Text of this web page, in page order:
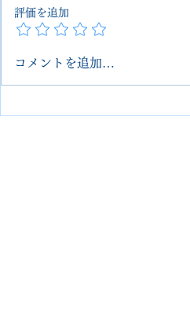
HERMES（エルメス）コン
評価を追加
コメントを追加…